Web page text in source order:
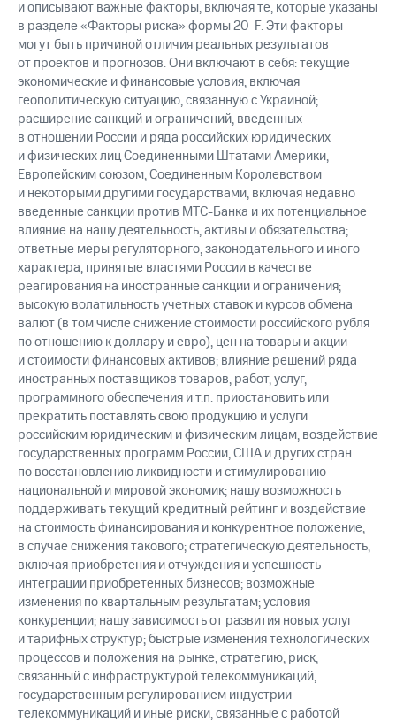
и описывают важные факторы, включая те, которые указаны
в разделе «Факторы риска» формы 20-F. Эти факторы
могут быть причиной отличия реальных результатов
от проектов и прогнозов. Они включают в себя: текущие
экономические и финансовые условия, включая
геополитическую ситуацию, связанную с Украиной;
расширение санкций и ограничений, введенных
в отношении России и ряда российских юридических
и физических лиц Соединенными Штатами Америки,
Европейским союзом, Соединенным Королевством
и некоторыми другими государствами, включая недавно
введенные санкции против МТС-Банка и их потенциальное
влияние на нашу деятельность, активы и обязательства;
ответные меры регуляторного, законодательного и иного
характера, принятые властями России в качестве
реагирования на иностранные санкции и ограничения;
высокую волатильность учетных ставок и курсов обмена
валют (в том числе снижение стоимости российского рубля
по отношению к доллару и евро), цен на товары и акции
и стоимости финансовых активов; влияние решений ряда
иностранных поставщиков товаров, работ, услуг,
программного обеспечения и т.п. приостановить или
прекратить поставлять свою продукцию и услуги
российским юридическим и физическим лицам; воздействие
государственных программ России, США и других стран
по восстановлению ликвидности и стимулированию
национальной и мировой экономик; нашу возможность
поддерживать текущий кредитный рейтинг и воздействие
на стоимость финансирования и конкурентное положение,
в случае снижения такового; стратегическую деятельность,
включая приобретения и отчуждения и успешность
интеграции приобретенных бизнесов; возможные
изменения по квартальным результатам; условия
конкуренции; нашу зависимость от развития новых услуг
и тарифных структур; быстрые изменения технологических
процессов и положения на рынке; стратегию; риск,
связанный с инфраструктурой телекоммуникаций,
государственным регулированием индустрии
телекоммуникаций и иные риски, связанные с работой